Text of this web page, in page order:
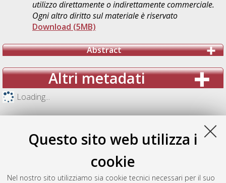
Questo sito web utilizza i
cookie
Nel nostro sito utilizziamo sia cookie tecnici necessari per il suo
utilizzo direttamente o indirettamente commerciale.
Ogni altro diritto sul materiale è riservato
Download (5MB)
Abstract
Altri metadati
Loading...